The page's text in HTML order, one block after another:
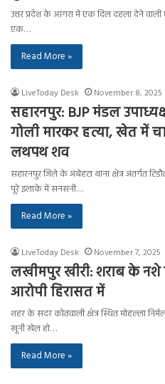
उत्तर प्रदेश के आगरा में एक दिल दहला देने वाली
एक…
Read More »
LiveToday Desk November 8, 2025
सहारनपुर: BJP मंडल
गोली मारकर हत्या, खेत में
लथपथ शव
सहारनपुर जिले के अंबेहटा थाना क्षेत्र अंतर्गत
पूरे इलाके में सनसनी…
Read More »
LiveToday Desk November 7, 2025
लखीमपुर खीरी: शराब के
आरोपी हिरासत में
शहर के सदर कोतवाली क्षेत्र स्थित मोहल्ला
खूनी खेल हो…
Read More »